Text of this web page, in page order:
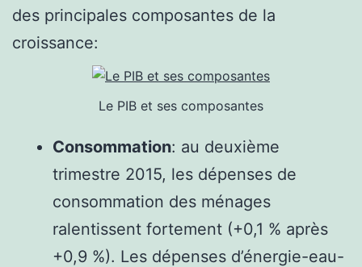
des principales composantes de la
croissance:
Le PIB et ses composantes
Consommation: au deuxième
trimestre 2015, les dépenses de
consommation des ménages
ralentissent fortement (+0,1 % après
+0,9 %). Les dépenses d’énergie-eau-